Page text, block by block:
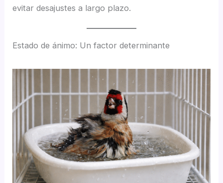
evitar desajustes a largo plazo.
Estado de ánimo: Un factor determinante